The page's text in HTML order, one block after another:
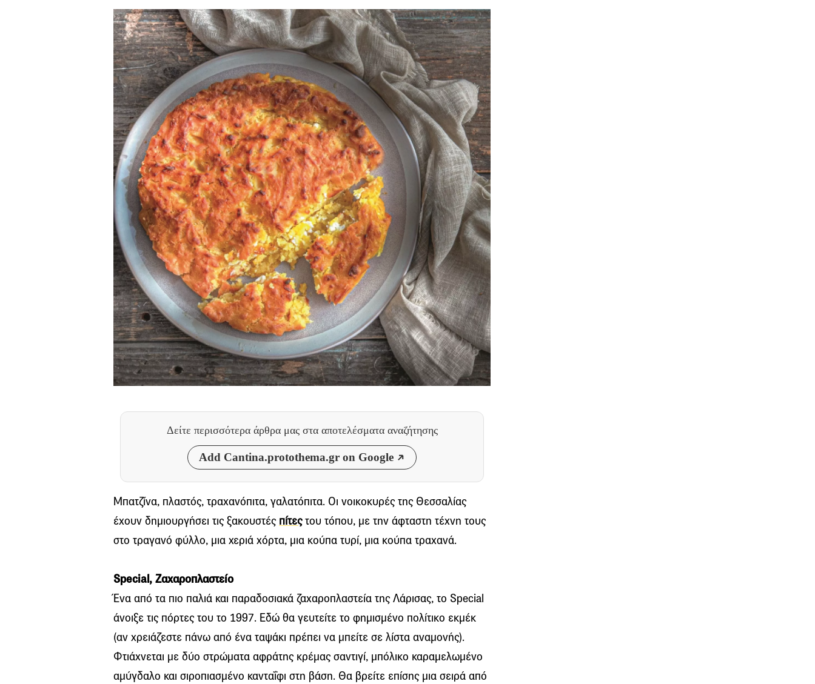
Δείτε περισσότερα άρθρα μας στα αποτελέσματα αναζήτησης
Add Cantina.protothema.gr on Google
Μπατζίνα, πλαστός, τραχανόπιτα, γαλατόπιτα. Οι νοικοκυρές της Θεσσαλίας
έχουν δημιουργήσει τις ξακουστές πίτεςτου τόπου, με την άφταστη τέχνη τους
στο τραγανό φύλλο, μια χεριά χόρτα, μια κούπα τυρί, μια κούπα τραχανά.
Special, Ζαχαροπλαστείο
Ένα από τα πιο παλιά και παραδοσιακά ζαχαροπλαστεία της Λάρισας, το Special
άνοιξε τις πόρτες του το 1997. Εδώ θα γευτείτε το φημισμένο πολίτικο εκμέκ
(αν χρειάζεστε πάνω από ένα ταψάκι πρέπει να μπείτε σε λίστα αναμονής).
Φτιάχνεται με δύο στρώματα αφράτης κρέμας σαντιγί, μπόλικο καραμελωμένο
αμύγδαλο και σιροπιασμένο κανταΐφι στη βάση. Θα βρείτε επίσης μια σειρά από